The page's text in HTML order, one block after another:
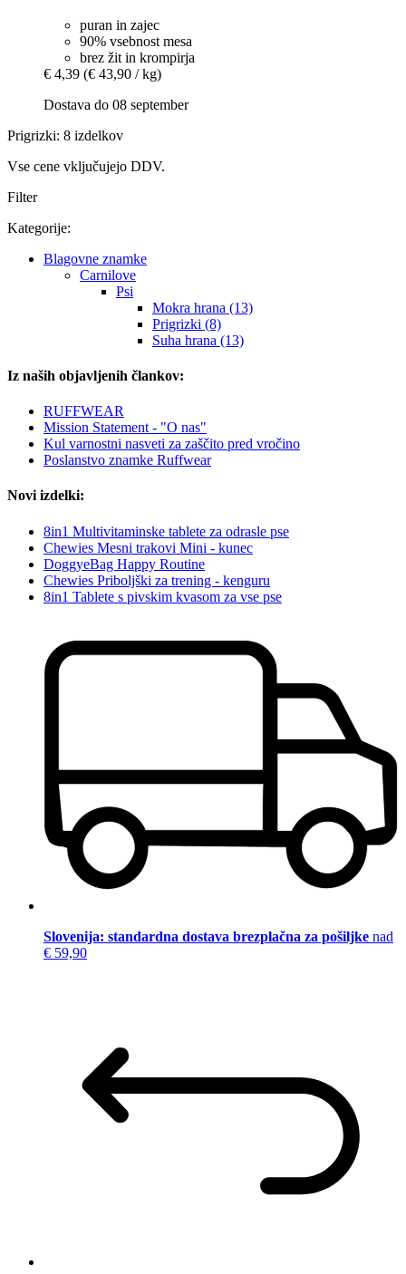
puran in zajec
90% vsebnost mesa
brez žit in krompirja
€ 4,39 (€ 43,90 / kg)
Dostava do 08 september
Prigrizki: 8 izdelkov
Vse cene vključujejo DDV.
Filter
Kategorije:
Blagovne znamke
Carnilove
Psi
Mokra hrana (13)
Prigrizki (8)
Suha hrana (13)
Iz naših objavljenih člankov:
RUFFWEAR
Mission Statement - "O nas"
Kul varnostni nasveti za zaščito pred vročino
Poslanstvo znamke Ruffwear
Novi izdelki:
8in1 Multivitaminske tablete za odrasle pse
Chewies Mesni trakovi Mini - kunec
DoggyeBag Happy Routine
Chewies Priboljški za trening - kenguru
8in1 Tablete s pivskim kvasom za vse pse
Slovenija: standardna dostava brezplačna za pošiljke nad
€ 59,90